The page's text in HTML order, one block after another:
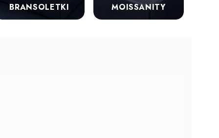
BRANSOLETKI MOISSANITY